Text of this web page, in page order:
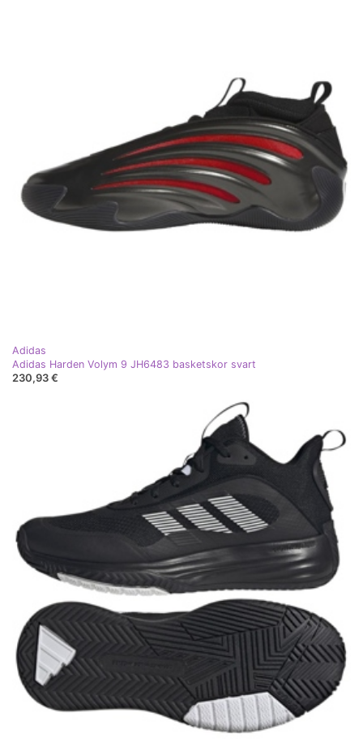
Adidas
Adidas Harden Volym 9 JH6483 basketskor svart
230,93 €